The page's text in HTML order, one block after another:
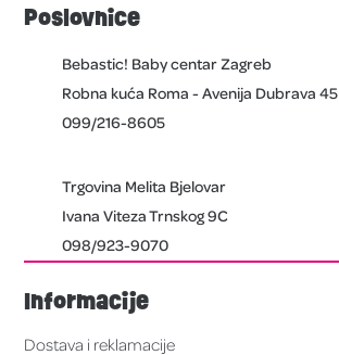
Poslovnice
Bebastic! Baby centar Zagreb
Robna kuća Roma - Avenija Dubrava 45
099/216-8605
Trgovina Melita Bjelovar
Ivana Viteza Trnskog 9C
098/923-9070
Informacije
Dostava i reklamacije